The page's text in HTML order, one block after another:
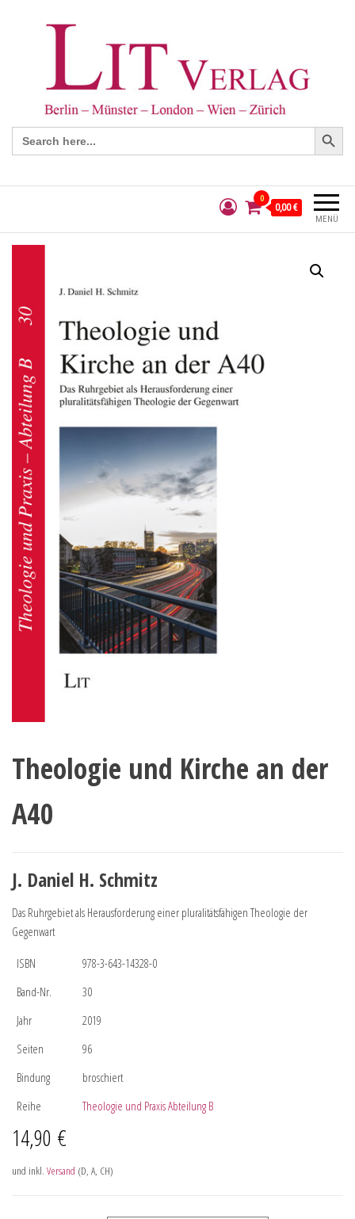
Search
for:
Search Button
MENÜ
0
0,00 €
Theologie und Kirche an der
A40
J. Daniel H. Schmitz
Das Ruhrgebiet als Herausforderung einer pluralitätsfähigen Theologie der
Gegenwart
ISBN
978-3-643-14328-0
Band-Nr.
30
Jahr
2019
Seiten
96
Bindung
broschiert
Reihe
Theologie und Praxis Abteilung B
14,90 €
und inkl. Versand (D, A, CH)